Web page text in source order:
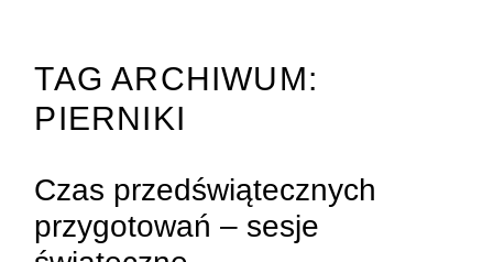
TAG ARCHIWUM:
PIERNIKI
Czas przedświątecznych
przygotowań – sesje